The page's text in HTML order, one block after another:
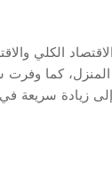
في المنزل،
إلى زيادة